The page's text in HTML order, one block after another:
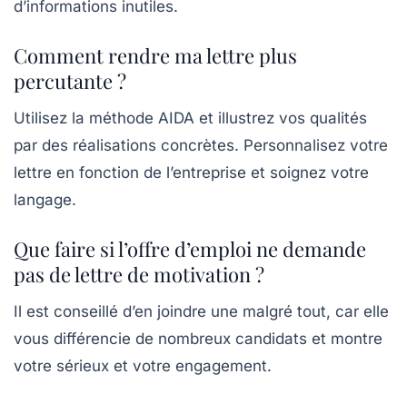
d’informations inutiles.
Comment rendre ma lettre plus
percutante ?
Utilisez la méthode AIDA et illustrez vos qualités
par des réalisations concrètes. Personnalisez votre
lettre en fonction de l’entreprise et soignez votre
langage.
Que faire si l’offre d’emploi ne demande
pas de lettre de motivation ?
Il est conseillé d’en joindre une malgré tout, car elle
vous différencie de nombreux candidats et montre
votre sérieux et votre engagement.